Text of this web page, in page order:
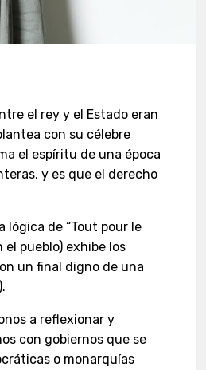
el rey y el Estado eran
con su célebre
el espíritu de una época
y es que el derecho
lógica de “Tout pour le
el pueblo) exhibe los
un final digno de una
a reflexionar y
con gobiernos que se
o monarquías